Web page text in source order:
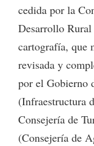
cedida por la
Desarrollo
cartografía, que
revisada y
por el Gobierno
(Infraestructura
Consejería de
(Consejería de